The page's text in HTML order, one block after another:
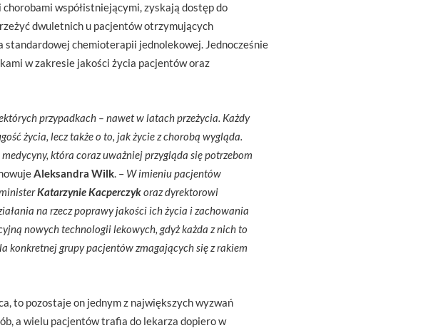
współistniejącymi, zyskają dostęp do
dwuletnich u pacjentów otrzymujących
chemioterapii jednolekowej. Jednocześnie
w zakresie jakości życia pacjentów oraz
przypadkach – nawet w latach przeżycia. Każdy
życia, lecz także o to, jak życie z chorobą wygląda.
która coraz uważniej przygląda się potrzebom
Aleksandra Wilk. – W imieniu pacjentów
Katarzynie Kacperczykoraz dyrektorowi
na rzecz poprawy jakości ich życia i zachowania
nowych technologii lekowych, gdyż każda z nich to
konkretnej grupy pacjentów zmagających się z rakiem
to pozostaje on jednym z największych wyzwań
a wielu pacjentów trafia do lekarza dopiero w